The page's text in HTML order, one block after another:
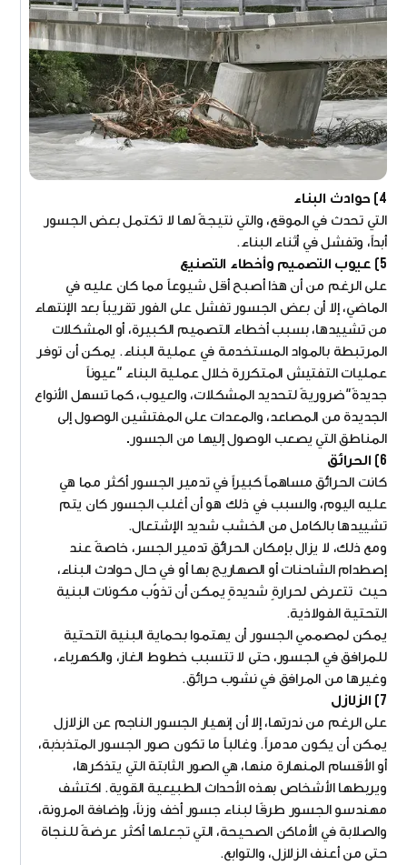
4) حوادث البناء
التي تحدث في الموقع، والتي نتيجةً لها لا تكتمل بعض الجسور
أبداً، وتفشل في أثناء البناء.
5) عيوب التصميم وأخطاء التصنيع
على الرغم من أن هذا أصبح أقل شيوعاً مما كان عليه في
الماضي، إلا أن بعض الجسور تفشل على الفور تقريباً بعد الإنتهاء
من تشييدها، بسبب أخطاء التصميم الكبيرة، أو المشكلات
المرتبطة بالمواد المستخدمة في عملية البناء. يمكن أن توفر
عمليات التفتيش المتكررة خلال عملية البناء "عيوناً
جديدةً"ضروريةً لتحديد المشكلات، والعيوب، كما تسهل الأنواع
الجديدة من المصاعد، والمعدات على المفتشين الوصول إلى
المناطق التي يصعب الوصول إليها من الجسور.
6) الحرائق
كانت الحرائق مساهماً كبيراً في تدمير الجسور أكثر مما هي
عليه اليوم، والسبب في ذلك هو أن أغلب الجسور كان يتم
تشييدها بالكامل من الخشب شديد الإشتعال.
ومع ذلك، لا يزال بإمكان الحرائق تدمير الجسر، خاصةً عند
إصطدام الشاحنات أو الصهاريج بها أو في حال حوادث البناء،
حيث تتعرض لحرارةٍ شديدةٍ يمكن أن تذوّب مكونات البنية
التحتية الفولاذية.
يمكن لمصممي الجسور أن يهتموا بحماية البنية التحتية
للمرافق في الجسور، حتى لا تتسبب خطوط الغاز، والكهرباء،
وغيرها من المرافق في نشوب حرائق.
7) الزلازل
على الرغم من ندرتها، إلا أن إنهيار الجسور الناجم عن الزلازل
يمكن أن يكون مدمراً. وغالباً ما تكون صور الجسور المتذبذبة،
أو الأقسام المنهارة منها، هي الصور الثابتة التي يتذكرها،
ويربطها الأشخاص بهذه الأحداث الطبيعية القوية. اكتشف
مهندسو الجسور طرقًا لبناء جسور أخف وزناً، وإضافة المرونة،
والصلابة في الأماكن الصحيحة، التي تجعلها أكثر عرضةً للنجاة
حتى من أعنف الزلازل، والتوابع.